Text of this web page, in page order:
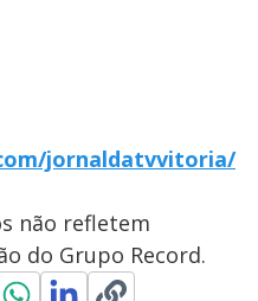
jornaldatvvitoria/
não refletem
do Grupo Record.